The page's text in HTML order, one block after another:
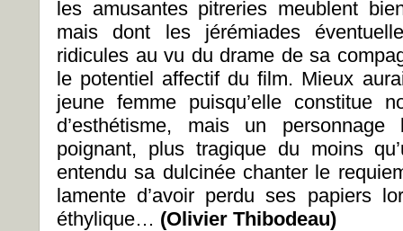
les amusantes pitreries meublent
mais dont les jérémiades
ridicules au vu du drame de sa
le potentiel affectif du film. Mieux
jeune femme puisqu’elle constitue
d’esthétisme, mais un
poignant, plus tragique du moins
entendu sa dulcinée chanter le
lamente d’avoir perdu ses papiers
éthylique… (Olivier Thibodeau)